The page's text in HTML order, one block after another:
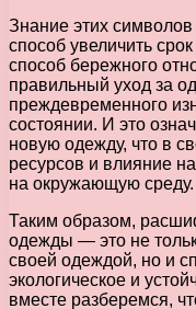
Знание этих
способ увеличить
способ бережного
правильный уход за
преждевременного
состоянии. И это
новую одежду, что в
ресурсов и влияние
на окружающую среду.
Таким образом,
одежды — это не
своей одеждой, но и
экологическое и
вместе разберемся,